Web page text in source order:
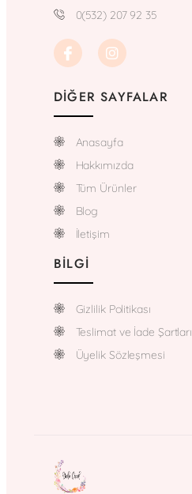
0(532) 207 92 35
DIĞER SAYFALAR
Anasayfa
Hakkımızda
Tüm Ürünler
Blog
İletişim
BILGI
Gizlilik Politikası
Teslimat ve İade Şartları
Üyelik Sözleşmesi